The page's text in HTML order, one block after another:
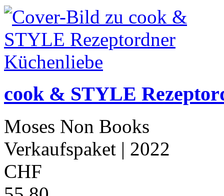
cook & STYLE
Moses Non Books
Verkaufspaket | 2022
CHF